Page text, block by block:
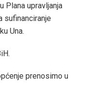
Plana upravljanja
sufinanciranje
Una.
prenosimo u